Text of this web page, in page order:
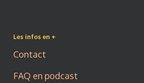
Les infos en +
Contact
FAQ en podcast